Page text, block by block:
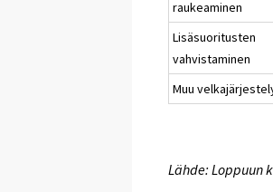
raukeaminen
Lisäsuoritusten
vahvistaminen
Muu
Lähde: Loppuun